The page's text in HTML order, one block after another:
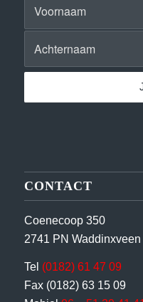
CONTACT
Coenecoop 350
2741 PN Waddinxveen
Tel (0182) 61 47 09
Fax (0182) 63 15 09